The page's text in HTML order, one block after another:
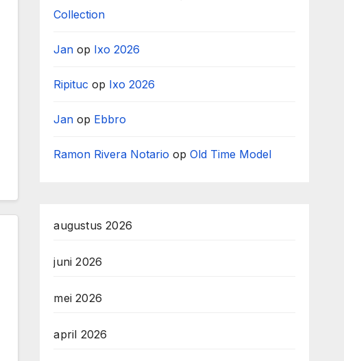
Collection
Jan op Ixo 2026
Ripituc op Ixo 2026
Jan op Ebbro
Ramon Rivera Notario opOld Time Model
augustus 2026
juni 2026
mei 2026
april 2026